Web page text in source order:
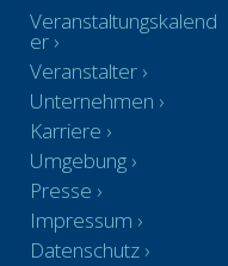
Veranstaltungskalend
er
Veranstalter
Unternehmen
Karriere
Umgebung
Presse
Impressum
Datenschutz